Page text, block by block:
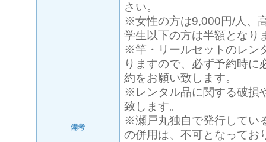
備考
さい。
※女性の方は9,000円/人、
学生以下の方は半額となり
※竿・リールセットのレン
りますので、必ず予約時に
約をお願い致します。
※レンタル品に関する破損
致します。
※瀬戸丸独自で発行してい
の併用は、不可となってお